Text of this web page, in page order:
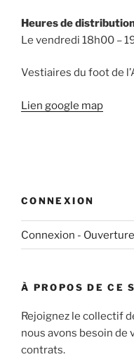
Heures de
Le vendredi 18h00 –
Vestiaires du foot de
Lien google map
CONNEXION
Connexion -
À PROPOS DE CE
Rejoignez le collectif
nous avons besoin de
contrats.